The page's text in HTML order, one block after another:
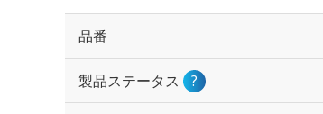
品番
製品ステータス ?